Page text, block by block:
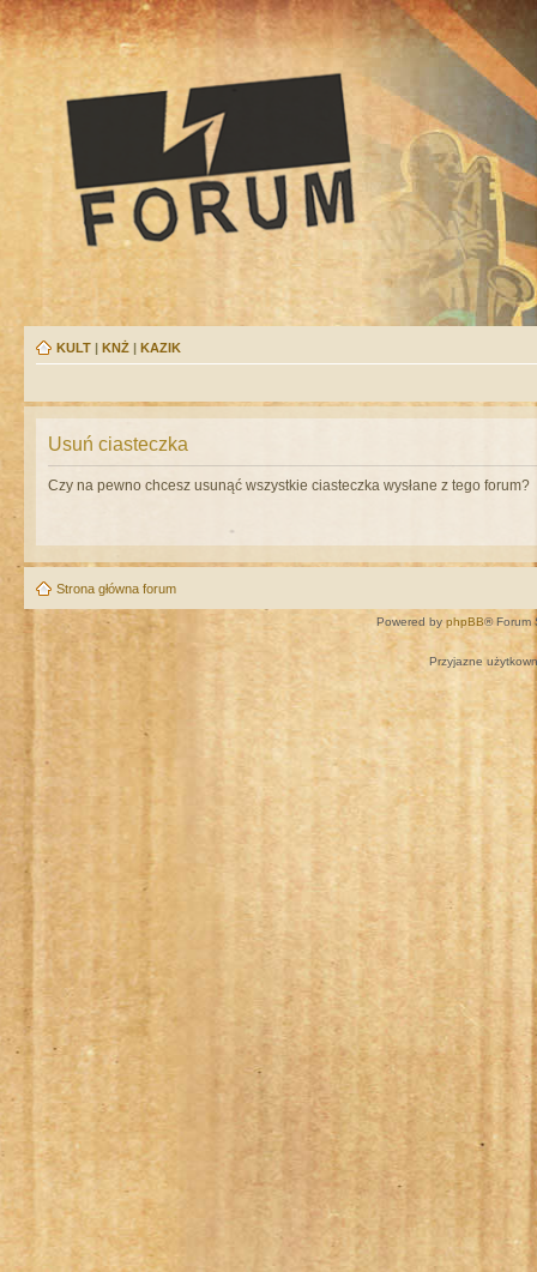
KULT | KNŻ | KAZIK
Usuń ciasteczka
Czy na pewno chcesz usunąć wszystkie ciasteczka wysłane z tego forum?
Strona główna forum
Powered by phpBB® Forum
Przyjazne